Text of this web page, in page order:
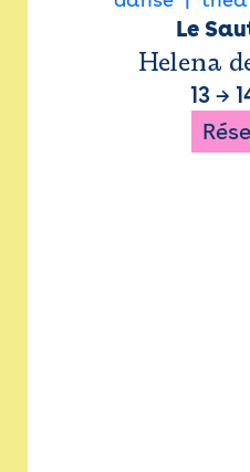
Le
Helena
13 →